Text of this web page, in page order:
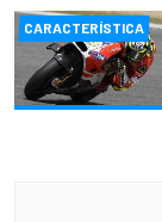
CARACTERÍSTICA